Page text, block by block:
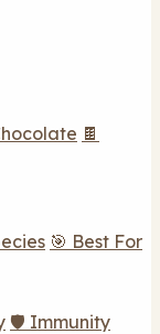
🍫
🎯 Best For
🛡️ Immunity